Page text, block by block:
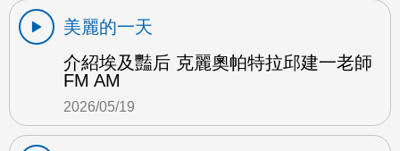
美麗的一天
介紹埃及豔后 克麗奧帕特拉邱建一老師
FM AM
2026/05/19